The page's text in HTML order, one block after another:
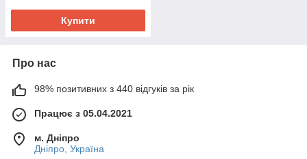
Купити
Про нас
98% позитивних з 440 відгуків за рік
Працює з 05.04.2021
м. Дніпро
Дніпро, Україна